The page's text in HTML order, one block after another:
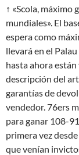
↑ «Scola,
mundiales». El
espera como
llevará en el
hasta ahora
descripción del
garantías de
vendedor. 76ers
para ganar 108-
primera vez
que venían